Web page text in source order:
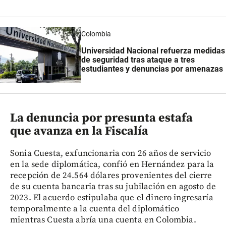
Colombia
Universidad Nacional refuerza medidas
de seguridad tras ataque a tres
estudiantes y denuncias por amenazas
La denuncia por presunta estafa
que avanza en la Fiscalía
Sonia Cuesta, exfuncionaria con 26 años de servicio
en la sede diplomática, confió en Hernández para la
recepción de 24.564 dólares provenientes del cierre
de su cuenta bancaria tras su jubilación en agosto de
2023. El acuerdo estipulaba que el dinero ingresaría
temporalmente a la cuenta del diplomático
mientras Cuesta abría una cuenta en Colombia.